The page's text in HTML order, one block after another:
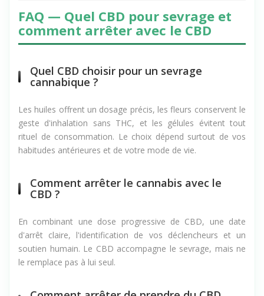
FAQ — Quel CBD pour sevrage et
comment arrêter avec le CBD
Quel CBD choisir pour un sevrage
Les huiles offrent un dosage précis, les fleurs conservent le
geste d'inhalation sans THC, et les gélules évitent tout
rituel de consommation. Le choix dépend surtout de vos
Comment arrêter le cannabis avec le
En combinant une dose progressive de CBD, une date
d'arrêt claire, l'identification de vos déclencheurs et un
soutien humain. Le CBD accompagne le sevrage, mais ne